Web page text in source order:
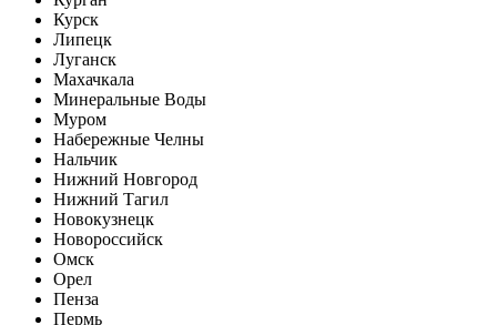
Курск
Липецк
Луганск
Махачкала
Минеральные Воды
Муром
Набережные Челны
Нальчик
Нижний Новгород
Нижний Тагил
Новокузнецк
Новороссийск
Омск
Орел
Пенза
Пермь